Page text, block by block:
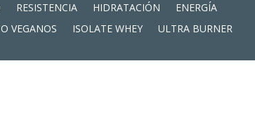
RESISTENCIA HIDRATACIÓN
ENERGÍA
VEGANOS ISOLATE WHEY
ULTRA BURNER